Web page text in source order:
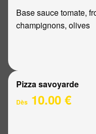
Base sauce tomate,
champignons, olives
Pizza savoyarde
Dès 10.00 €